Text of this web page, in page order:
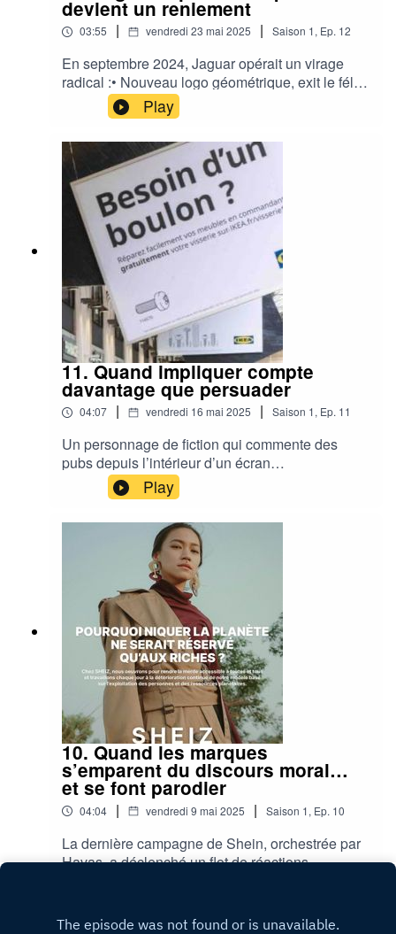
devient un reniement
03:55 | vendredi 23 mai 2025 | Saison 1, Ep. 12
En septembre 2024, Jaguar opérait un virage
radical :• Nouveau logo géométrique, exit le félin
bondissant• Palette rose fluo• Spot publicitaire
sans voiture, façon défilé de mode• Signature «
Copy nothing », volontairement provocatrice•
Concept-car massif et anguleux, aux antipodes
du style Jaguar
Play
11. Quand impliquer compte
davantage que persuader
04:07 | vendredi 16 mai 2025 | Saison 1, Ep. 11
Un personnage de fiction qui commente des
pubs depuis l’intérieur d’un écran
publicitaire.Des affiches bancales à la gare qui
vous demandent si vous avez « besoin d’un clou
».Des influenceurs santé qui perdent
littéralement la face sous l’effet d’un deepfake.
Play
10. Quand les marques
s’emparent du discours moral…
et se font parodier
04:04 | vendredi 9 mai 2025 | Saison 1, Ep. 10
La dernière campagne de Shein, orchestrée par
Havas, a déclenché un flot de réactions,